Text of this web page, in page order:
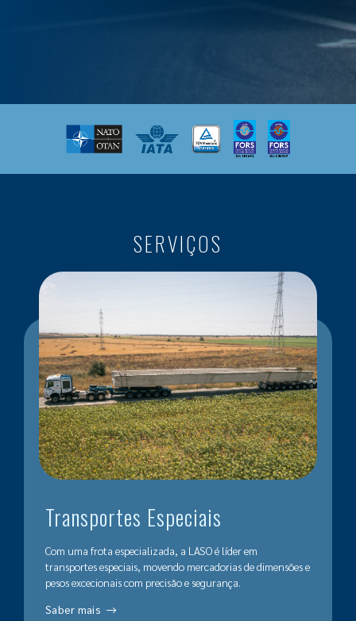
SERVIÇOS
Transportes Especiais
Com uma frota especializada, a LASO é líder em
transportes especiais, movendo mercadorias de dimensões e
pesos excecionais com precisão e segurança.
Saber mais